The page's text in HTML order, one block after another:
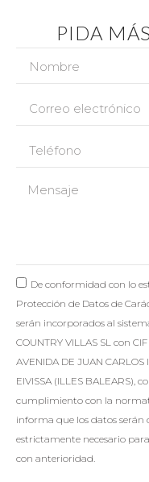
PIDA
De conformidad con lo
Protección de Datos de
serán incorporados al
COUNTRY VILLAS SL con
AVENIDA DE JUAN CARLOS
EIVISSA (ILLES BALEARS),
cumplimiento con la
informa que los datos serán
estrictamente necesario
con anterioridad.